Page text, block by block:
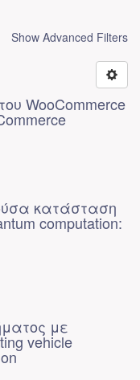
Show Advanced Filters
WooCommerce
κατάσταση
computation:
με
vehicle